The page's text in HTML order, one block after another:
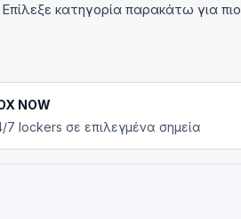
κατηγορία παρακάτω για
NOW
7 lockers σε επιλεγμένα σημεία